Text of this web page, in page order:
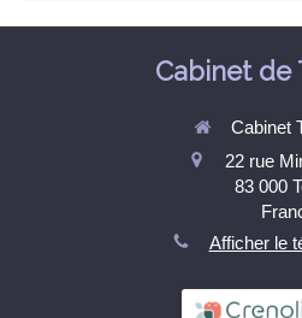
Cabinet de
Cabinet
22 rue
83 000
Afficher le